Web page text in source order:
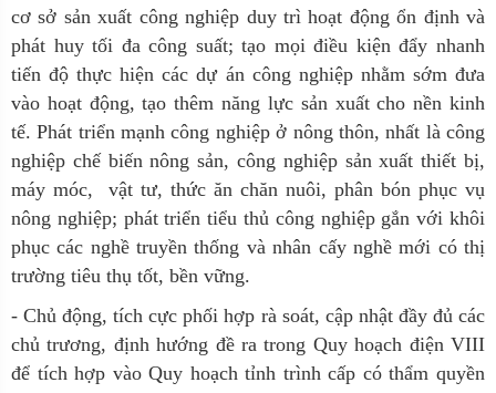
cơ sở sản xuất công nghiệp duy trì hoạt động ổn định và
phát huy tối đa công suất; tạo mọi điều kiện đẩy nhanh
tiến độ thực hiện các dự án công nghiệp nhằm sớm đưa
vào hoạt động, tạo thêm năng lực sản xuất cho nền kinh
tế. Phát triển mạnh công nghiệp ở nông thôn, nhất là công
nghiệp chế biến nông sản, công nghiệp sản xuất thiết bị,
máy móc, vật tư, thức ăn chăn nuôi, phân bón phục vụ
nông nghiệp; phát triển tiểu thủ công nghiệp gắn với khôi
phục các nghề truyền thống và nhân cấy nghề mới có thị
trường tiêu thụ tốt, bền vững.
- Chủ động, tích cực phối hợp rà soát, cập nhật đầy đủ các
chủ trương, định hướng đề ra trong Quy hoạch điện VIII
để tích hợp vào Quy hoạch tỉnh trình cấp có thẩm quyền